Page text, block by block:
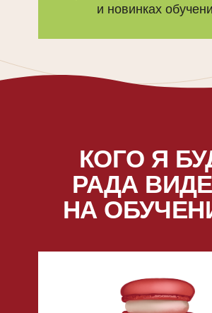
и новинках
КОГО Я
РАДА
НА